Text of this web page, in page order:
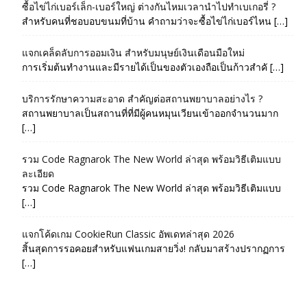
ซื้อไข่ไก่เบอร์เล็ก-เบอร์ใหญ่ ต่างกันไหมเวลานำไปทำเบเกอรี่ ?
สำหรับคนที่ชอบอบขนมที่บ้าน คำถามว่าจะซื้อไข่ไก่เบอร์ไหน […]
แจกเคล็ดลับการออมเงิน สำหรับมนุษย์เงินเดือนมือใหม่
การเริ่มต้นทำงานและมีรายได้เป็นของตัวเองถือเป็นก้าวสำคั […]
บริการรักษาความสะอาด สำคัญต่อสถานพยาบาลอย่างไร ?
สถานพยาบาลเป็นสถานที่ที่มีผู้คนหมุนเวียนเข้าออกจำนวนมาก
[…]
รวม Code Ragnarok The New World ล่าสุด พร้อมวิธีเติมแบบ
ละเอียด
รวม Code Ragnarok The New World ล่าสุด พร้อมวิธีเติมแบบ
[…]
แจกโค้ดเกม CookieRun Classic อัพเดทล่าสุด 2026
สิ้นสุดการรอคอยสำหรับแฟนเกมสายวิ่ง! กลับมาสร้างปรากฏการ
[…]